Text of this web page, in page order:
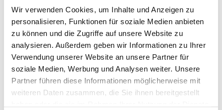
Wir verwenden Cookies, um Inhalte und Anzeigen zu
personalisieren, Funktionen für soziale Medien anbieten
zu können und die Zugriffe auf unsere Website zu
analysieren. Außerdem geben wir Informationen zu Ihrer
Verwendung unserer Website an unsere Partner für
soziale Medien, Werbung und Analysen weiter. Unsere
Partner führen diese Informationen möglicherweise mit
weiteren Daten zusammen, die Sie ihnen bereitgestellt
Sport & Freizeit
NASSER SPASS: WASSERAKTIVITÄTEN IN DER …
hier bei uns und in der näheren Umgebung findet ihr bestimmt das